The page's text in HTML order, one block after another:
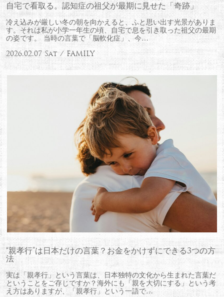
自宅で看取る。認知症の祖父が最期に見せた「奇跡」
冷え込みが厳しい冬の朝を向かえると、ふと思い出す光景がありま
す。それは私が小学一年生の頃、自宅で息を引き取った祖父の最期
の姿です。 当時の言葉で「脳軟化症」、今…
2026.02.07 Sat / FAMILY
“親孝行”は日本だけの言葉？お金をかけずにできる3つの方
法
実は「親孝行」という言葉は、日本独特の文化から生まれた言葉だ
ということをご存じですか？海外にも「親を大切にする」という考
え方はありますが、「親孝行」という一語で…